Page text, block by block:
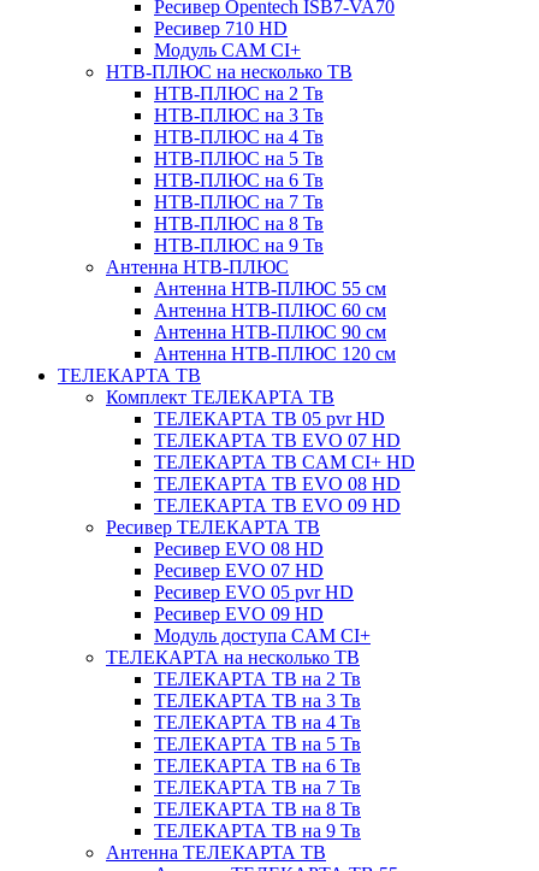
Ресивер Opentech ISB7-VA70
Ресивер 710 HD
Модуль CAM CI+
НТВ-ПЛЮС на несколько ТВ
НТВ-ПЛЮС на 2 Тв
НТВ-ПЛЮС на 3 Тв
НТВ-ПЛЮС на 4 Тв
НТВ-ПЛЮС на 5 Тв
НТВ-ПЛЮС на 6 Тв
НТВ-ПЛЮС на 7 Тв
НТВ-ПЛЮС на 8 Тв
НТВ-ПЛЮС на 9 Тв
Антенна НТВ-ПЛЮС
Антенна НТВ-ПЛЮС 55 см
Антенна НТВ-ПЛЮС 60 см
Антенна НТВ-ПЛЮС 90 см
Антенна НТВ-ПЛЮС 120 см
ТЕЛЕКАРТА ТВ
Комплект ТЕЛЕКАРТА ТВ
ТЕЛЕКАРТА ТВ 05 pvr HD
ТЕЛЕКАРТА ТВ EVO 07 HD
ТЕЛЕКАРТА ТВ CAM CI+ HD
ТЕЛЕКАРТА ТВ EVO 08 HD
ТЕЛЕКАРТА ТВ EVO 09 HD
Ресивер ТЕЛЕКАРТА ТВ
Ресивер EVO 08 HD
Ресивер EVO 07 HD
Ресивер EVO 05 pvr HD
Ресивер EVO 09 HD
Модуль доступа CAM CI+
ТЕЛЕКАРТА на несколько ТВ
ТЕЛЕКАРТА ТВ на 2 Тв
ТЕЛЕКАРТА ТВ на 3 Тв
ТЕЛЕКАРТА ТВ на 4 Тв
ТЕЛЕКАРТА ТВ на 5 Тв
ТЕЛЕКАРТА ТВ на 6 Тв
ТЕЛЕКАРТА ТВ на 7 Тв
ТЕЛЕКАРТА ТВ на 8 Тв
ТЕЛЕКАРТА ТВ на 9 Тв
Антенна ТЕЛЕКАРТА ТВ